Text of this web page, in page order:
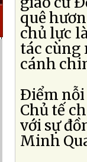
quê
chủ lực
tác cùng
cánh
Ðiểm nỗi
Chủ tế
với sự
Minh